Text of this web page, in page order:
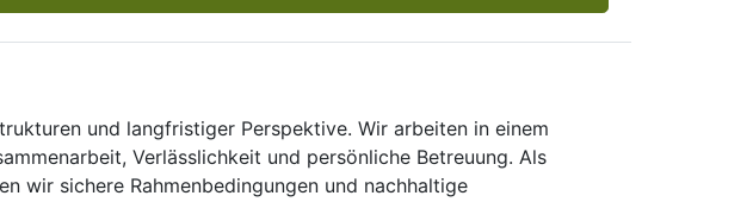
und langfristiger Perspektive. Wir arbeiten in einem
Verlässlichkeit und persönliche Betreuung. Als
wir sichere Rahmenbedingungen und nachhaltige